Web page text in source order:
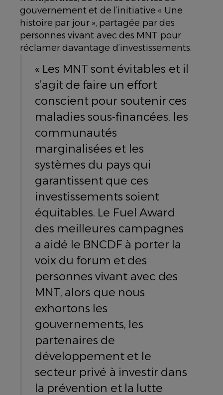
gouvernement et de l’initiative « Une
histoire par jour », partagée par des
personnes vivant avec des MNT pour
réclamer davantage d’investissements.
« Les MNT sont évitables et il
s’agit de faire un effort
conscient pour soutenir ces
maladies sous-financées, les
communautés
marginalisées et les
systèmes du pays qui
garantissent que ces
investissements soient
équitables. Le Fuel Award
des meilleures campagnes
a aidé le BNCDF à porter la
voix du forum et des
personnes vivant avec des
MNT, alors que nous
exhortons les
gouvernements, les
partenaires de
développement et le
secteur privé à investir dans
la prévention et la lutte